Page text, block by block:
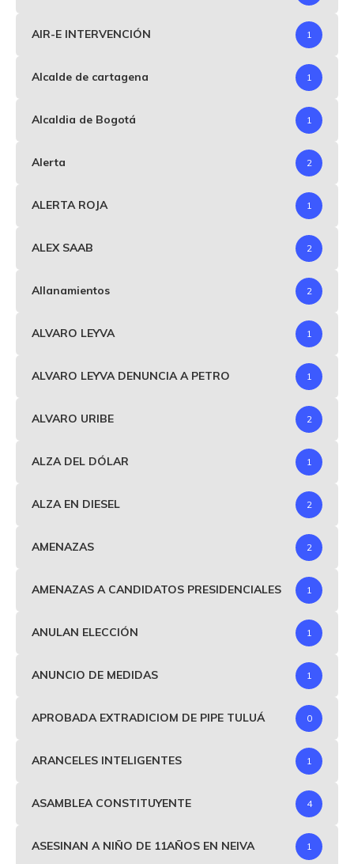
AIR-E INTERVENCIÓN 1
Alcalde de cartagena 1
Alcaldia de Bogotá 1
Alerta 2
ALERTA ROJA 1
ALEX SAAB 2
Allanamientos 2
ALVARO LEYVA 1
ALVARO LEYVA DENUNCIA A PETRO 1
ALVARO URIBE 2
ALZA DEL DÓLAR 1
ALZA EN DIESEL 2
AMENAZAS 2
AMENAZAS A CANDIDATOS PRESIDENCIALES 1
ANULAN ELECCIÓN 1
ANUNCIO DE MEDIDAS 1
APROBADA EXTRADICIOM DE PIPE TULUÁ 0
ARANCELES INTELIGENTES 1
ASAMBLEA CONSTITUYENTE 4
ASESINAN A NIÑO DE 11AÑOS EN NEIVA 1